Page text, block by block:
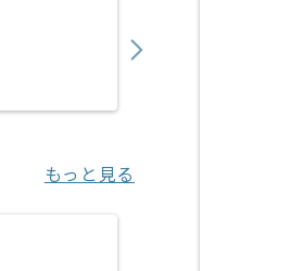
もっと見る